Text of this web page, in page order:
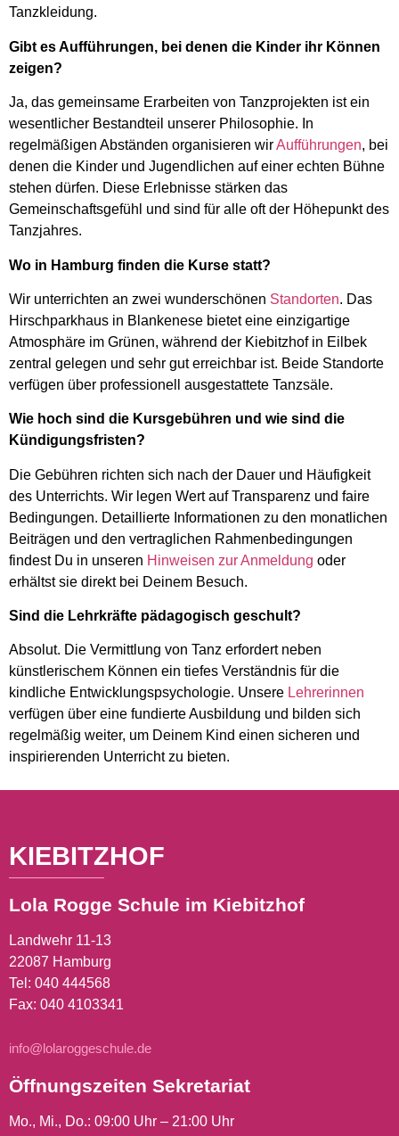
Tanzkleidung.
Gibt es Aufführungen, bei denen die Kinder ihr Können
zeigen?
Ja, das gemeinsame Erarbeiten von Tanzprojekten ist ein
wesentlicher Bestandteil unserer Philosophie. In
regelmäßigen Abständen organisieren wirAufführungen, bei
denen die Kinder und Jugendlichen auf einer echten Bühne
stehen dürfen. Diese Erlebnisse stärken das
Gemeinschaftsgefühl und sind für alle oft der Höhepunkt des
Tanzjahres.
Wo in Hamburg finden die Kurse statt?
Wir unterrichten an zwei wunderschönen Standorten. Das
Hirschparkhaus in Blankenese bietet eine einzigartige
Atmosphäre im Grünen, während der Kiebitzhof in Eilbek
zentral gelegen und sehr gut erreichbar ist. Beide Standorte
verfügen über professionell ausgestattete Tanzsäle.
Wie hoch sind die Kursgebühren und wie sind die
Kündigungsfristen?
Die Gebühren richten sich nach der Dauer und Häufigkeit
des Unterrichts. Wir legen Wert auf Transparenz und faire
Bedingungen. Detaillierte Informationen zu den monatlichen
Beiträgen und den vertraglichen Rahmenbedingungen
findest Du in unseren Hinweisen zur Anmeldung oder
erhältst sie direkt bei Deinem Besuch.
Sind die Lehrkräfte pädagogisch geschult?
Absolut. Die Vermittlung von Tanz erfordert neben
künstlerischem Können ein tiefes Verständnis für die
kindliche Entwicklungspsychologie. Unsere Lehrerinnen
verfügen über eine fundierte Ausbildung und bilden sich
regelmäßig weiter, um Deinem Kind einen sicheren und
inspirierenden Unterricht zu bieten.
KIEBITZHOF
Lola Rogge Schule im Kiebitzhof
Landwehr 11-13
22087 Hamburg
Tel: 040 444568
Fax: 040 4103341
info@lolaroggeschule.de
Öffnungszeiten Sekretariat
Mo., Mi., Do.: 09:00 Uhr – 21:00 Uhr